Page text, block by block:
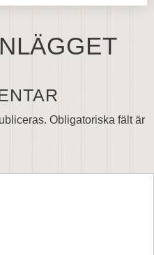
Obligatoriska fält är